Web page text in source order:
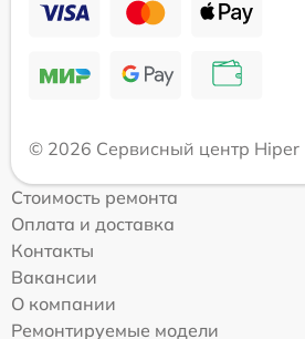
© 2026 Сервисный центр Hiper
Стоимость ремонта
Оплата и доставка
Контакты
Вакансии
О компании
Ремонтируемые модели